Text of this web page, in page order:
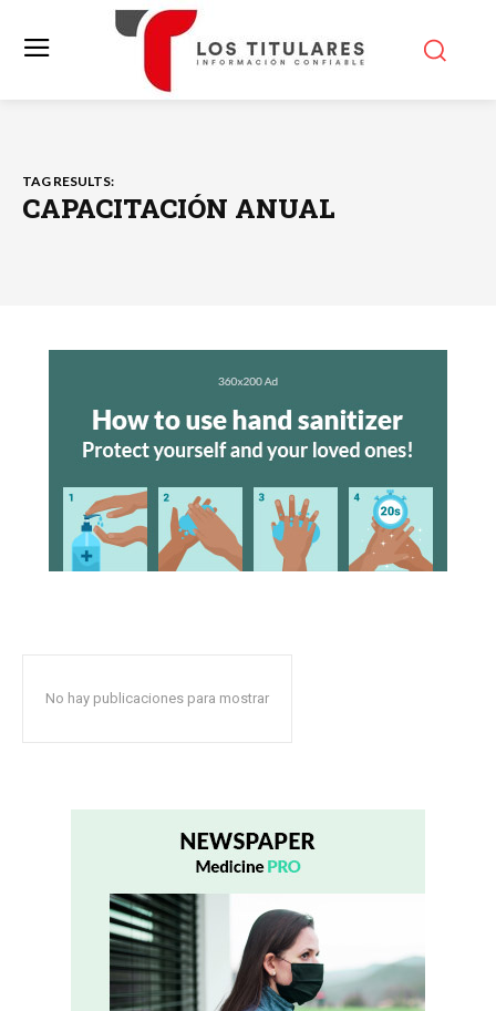
TAG RESULTS:
CAPACITACIÓN ANUAL
No hay publicaciones para mostrar